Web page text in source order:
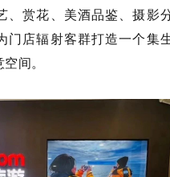
、赏花、美酒品鉴、摄影
门店辐射客群打造一个集
间。